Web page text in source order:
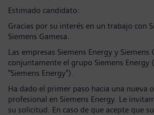
Estimado candidato:
Gracias por su interés en un trabajo con
Siemens Gamesa.
Las empresas Siemens Energy y Siemens
conjuntamente el grupo Siemens Energy
"Siemens Energy").
Ha dado el primer paso hacia una nueva
profesional en Siemens Energy. Le
su solicitud. En caso de que acepte que